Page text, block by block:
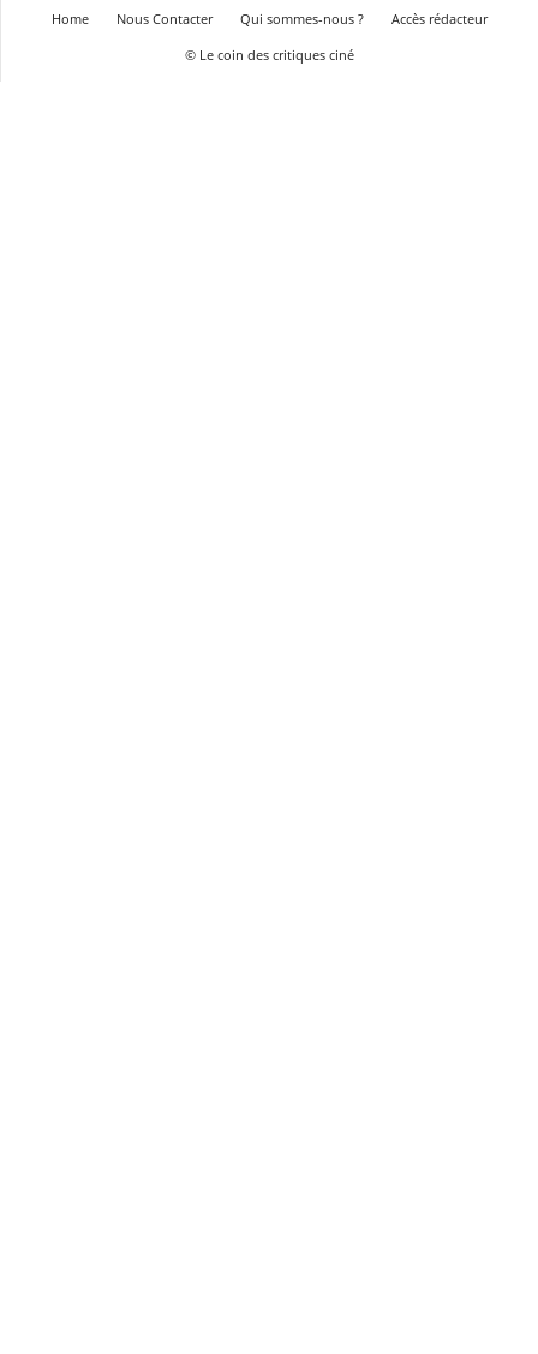
Home Nous Contacter Qui sommes-nous ?
Accès rédacteur
© Le coin des critiques ciné